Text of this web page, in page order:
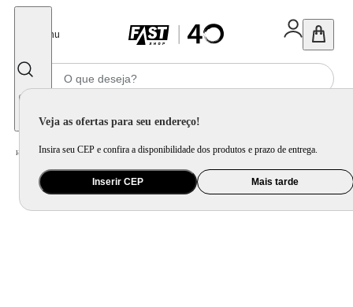
Menu
Veja as ofertas para seu endereço!
Insira seu CEP e confira a disponibilidade dos produtos e prazo de entrega.
Inserir CEP Mais tarde
Home Eletrodomésticos / Fogão / Fogão Suggar Neo Glass 5 Bocas Fgvng510pt Mesa de Vidro Preto